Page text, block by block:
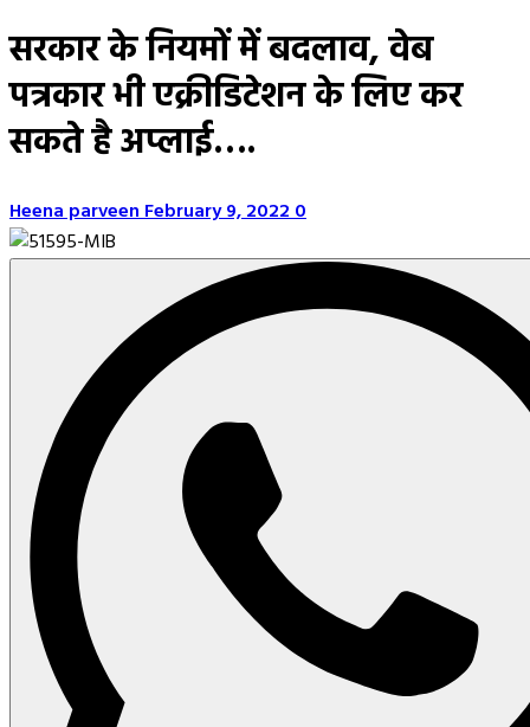
सरकार के नियमों में बदलाव, वेब
पत्रकार भी एक्रीडिटेशन के लिए कर
सकते है अप्लाई….
Heena parveenFebruary 9, 20220